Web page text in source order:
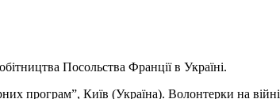
Посольства Франції в Україні.
програм”, Київ (Україна). Волонтерки на війні